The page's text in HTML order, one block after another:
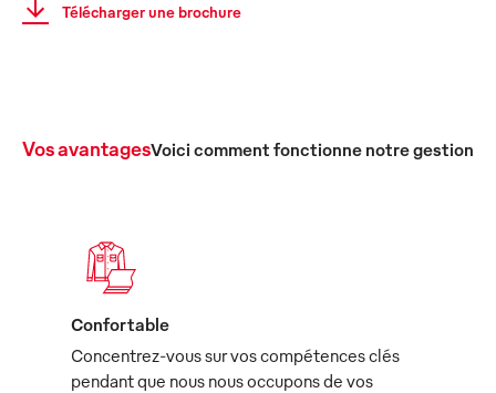
Télécharger une brochure
Vos avantagesVoici comment fonctionne notre gestion
Confortable
Concentrez-vous sur vos compétences clés
pendant que nous nous occupons de vos